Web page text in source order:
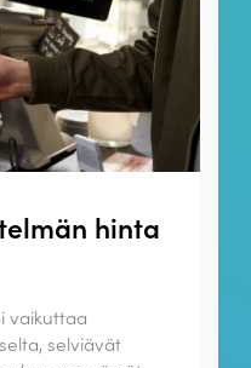
hinta
vaikuttaa
selviävät